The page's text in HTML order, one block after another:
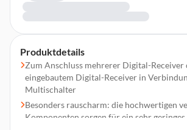
Produktdetails
Zum Anschluss mehrerer Digital-Receiver
eingebautem Digital-Receiver in
Multischalter
Besonders rauscharm: die hochwertigen
Komponenten sorgen für ein sehr